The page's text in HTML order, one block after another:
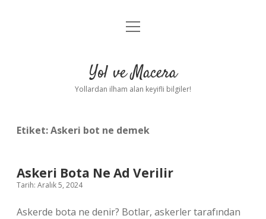
Anasayfa
Yasal Uyarı
menüyü
Yol ve Macera
Yollardan ilham alan keyifli bilgiler!
Etiket:Askeri bot ne demek
Askeri Bota Ne Ad Verilir
Tarih: Aralık 5, 2024
Askerde bota ne denir? Botlar, askerler tarafından